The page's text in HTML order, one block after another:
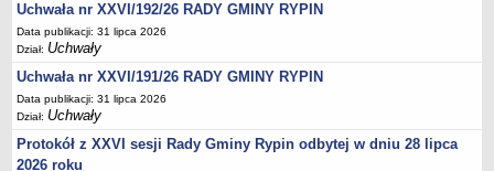
Raporty o stanie dostępności
Wnioski
WŁADZE I STRUKTURA
Struktura organizacyjna
Rada gminy
Wójt
Uchwała nr XXVI/192/26 RADY GMINY RYPIN
Data publikacji: 31 lipca 2026
Dział: Uchwały
Uchwała nr XXVI/191/26 RADY GMINY RYPIN
Data publikacji: 31 lipca 2026
Dział: Uchwały
Protokół z XXVI sesji Rady Gminy Rypin odbytej w dniu 28 lipca
2026 roku